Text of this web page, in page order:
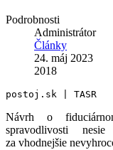
Podrobnosti
Administrátor
Články
24. máj 2023
2018
postoj.sk | TASR
Návrh o
spravodlivosti
za vhodnejšie